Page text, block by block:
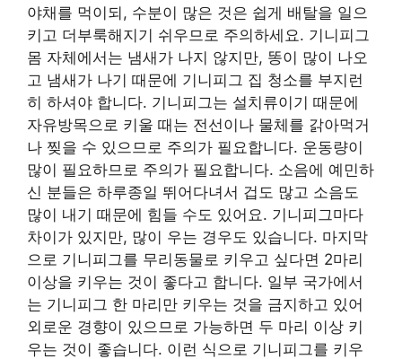
야채를 먹이되, 수분이 많은 것은 쉽게 배탈을 일으
키고 더부룩해지기 쉬우므로 주의하세요. 기니피그
몸 자체에서는 냄새가 나지 않지만, 똥이 많이 나오
고 냄새가 나기 때문에 기니피그 집 청소를 부지런
히 하셔야 합니다. 기니피그는 설치류이기 때문에
자유방목으로 키울 때는 전선이나 물체를 갉아먹거
나 찢을 수 있으므로 주의가 필요합니다. 운동량이
많이 필요하므로 주의가 필요합니다. 소음에 예민하
신 분들은 하루종일 뛰어다녀서 겁도 많고 소음도
많이 내기 때문에 힘들 수도 있어요. 기니피그마다
차이가 있지만, 많이 우는 경우도 있습니다. 마지막
으로 기니피그를 무리동물로 키우고 싶다면 2마리
이상을 키우는 것이 좋다고 합니다. 일부 국가에서
는 기니피그 한 마리만 키우는 것을 금지하고 있어
외로운 경향이 있으므로 가능하면 두 마리 이상 키
우는 것이 좋습니다. 이런 식으로 기니피그를 키우